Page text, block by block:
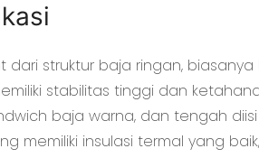
struktur baja ringan, biasanya
stabilitas tinggi dan
baja warna, dan tengah
memiliki insulasi termal yang